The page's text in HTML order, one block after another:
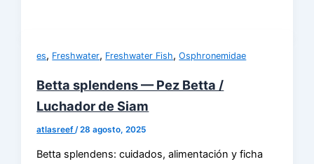
es, Freshwater, Freshwater Fish,Osphronemidae
Betta splendens — Pez Betta /
Luchador de Siam
atlasreef /28 agosto, 2025
Betta splendens: cuidados, alimentación y ficha